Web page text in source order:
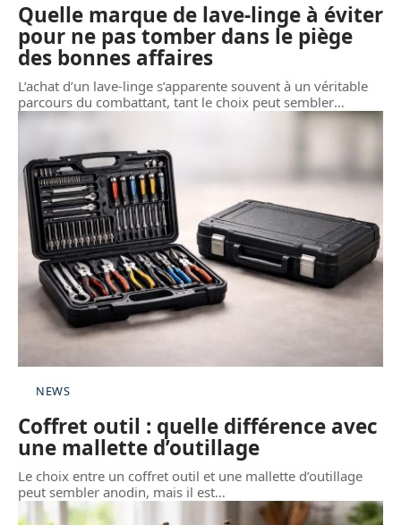
Quelle marque de lave-linge à éviter
pour ne pas tomber dans le piège
des bonnes affaires
L’achat d’un lave-linge s’apparente souvent à un véritable
parcours du combattant, tant le choix peut sembler…
NEWS
Coffret outil : quelle différence avec
une mallette d’outillage
Le choix entre un coffret outil et une mallette d’outillage
peut sembler anodin, mais il est…